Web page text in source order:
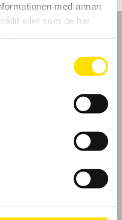
med annan
eller som de har